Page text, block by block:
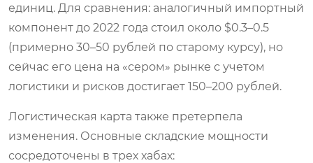
единиц. Для сравнения: аналогичный импортный
компонент до 2022 года стоил около $0.3–0.5
(примерно 30–50 рублей по старому курсу), но
сейчас его цена на «сером» рынке с учетом
логистики и рисков достигает 150–200 рублей.
Логистическая карта также претерпела
изменения. Основные складские мощности
сосредоточены в трех хабах: